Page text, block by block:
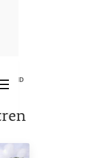
UND